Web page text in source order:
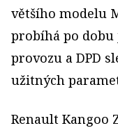
většího modelu
probíhá po
provozu a DPD
užitných
Renault Kangoo